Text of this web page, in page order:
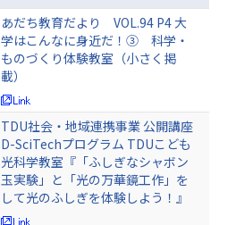
あだち教育だより VOL.94 P4 大
学はこんなに身近だ！③ 科学・
ものづくり体験教室（小さく掲
載）
TDU社会・地域連携事業 公開講座
D-SciTechプログラム TDUこども
光科学教室『「ふしぎなシャボン
玉実験」と「光の万華鏡工作」を
して光のふしぎを体験しよう！』